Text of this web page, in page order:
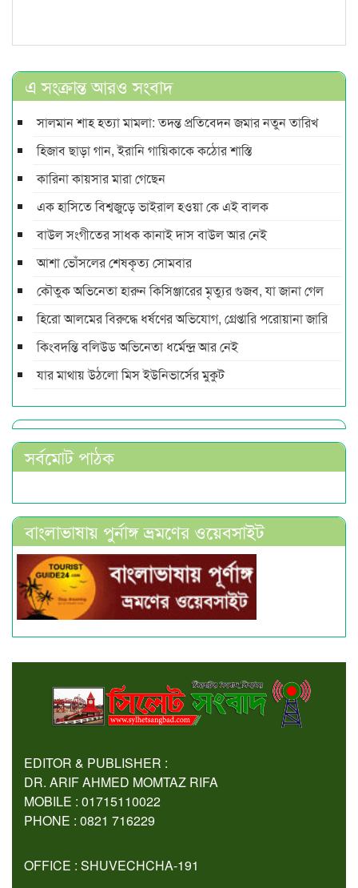
এ সংক্রান্ত আরও সংবাদ
সালমান শাহ হত্যা মামলা: তদন্ত প্রতিবেদন জমার নতুন তারিখ
হিজাব ছাড়া গান, ইরানি গায়িকাকে কঠোর শাস্তি
কারিনা কায়সার মারা গেছেন
এক হাসিতে বিশ্বজুড়ে ভাইরাল হওয়া কে এই বালক
বাউল সংগীতের সাধক কানাই দাস বাউল আর নেই
আশা ভোঁসলের শেষকৃত্য সোমবার
কৌতুক অভিনেতা হারুন কিসিঞ্জারের মৃত্যুর গুজব, যা জানা গেল
হিরো আলমের বিরুদ্ধে ধর্ষণের অভিযোগ, গ্রেপ্তারি পরোয়ানা জারি
কিংবদন্তি বলিউড অভিনেতা ধর্মেন্দ্র আর নেই
যার মাথায় উঠলো মিস ইউনিভার্সের মুকুট
সর্বমোট পাঠক
বাংলাভাষায় পুর্নাঙ্গ ভ্রমণের ওয়েবসাইট
EDITOR & PUBLISHER :
DR. ARIF AHMED MOMTAZ RIFA
MOBILE : 01715110022
PHONE : 0821 716229
OFFICE : SHUVECHCHA-191